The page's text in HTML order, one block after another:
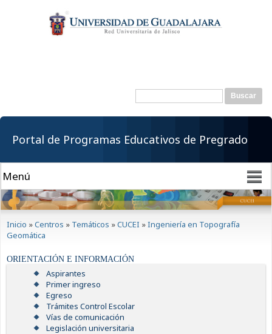
contenido
principal
Formulario de
Buscar
Portal de Programas Educativos de Pregrado
Inicio »Centros » Temáticos »CUCEI »Ingeniería en Topografía
Geomática
ORIENTACIÓN E INFORMACIÓN
Aspirantes
Primer ingreso
Egreso
Trámites Control Escolar
Vías de comunicación
Legislación universitaria